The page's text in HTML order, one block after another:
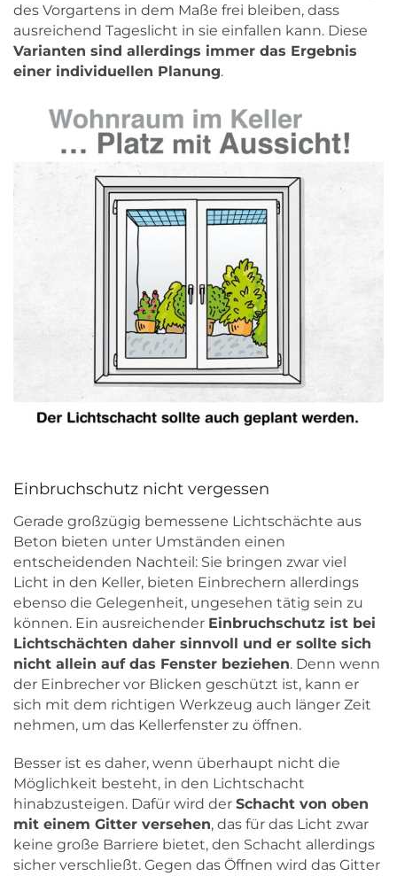
des Vorgartens in dem Maße frei bleiben, dass
ausreichend Tageslicht in sie einfallen kann. Diese
Varianten sind allerdings immer das Ergebnis
einer individuellen Planung.
Einbruchschutz nicht vergessen
Gerade großzügig bemessene Lichtschächte aus
Beton bieten unter Umständen einen
entscheidenden Nachteil: Sie bringen zwar viel
Licht in den Keller, bieten Einbrechern allerdings
ebenso die Gelegenheit, ungesehen tätig sein zu
können. Ein ausreichender Einbruchschutz ist bei
Lichtschächten daher sinnvoll und er sollte sich
nicht allein auf das Fenster beziehen. Denn wenn
der Einbrecher vor Blicken geschützt ist, kann er
sich mit dem richtigen Werkzeug auch länger Zeit
nehmen, um das Kellerfenster zu öffnen.
Besser ist es daher, wenn überhaupt nicht die
Möglichkeit besteht, in den Lichtschacht
hinabzusteigen. Dafür wird der Schacht von oben
mit einem Gitter versehen, das für das Licht zwar
keine große Barriere bietet, den Schacht allerdings
sicher verschließt. Gegen das Öffnen wird das Gitter